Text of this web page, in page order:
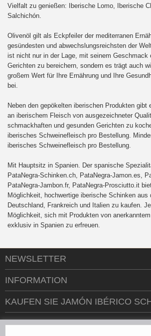
Vielfalt zu genießen: Iberische Lomo, Iberische
Salchichón.
Olivenöl gilt als Eckpfeiler der mediterranen
gesündesten und abwechslungsreichsten der
ist nicht nur in der Lage, mit seinem Geschmack
Gerichten zu bereichern, sondern es trägt auch
großem Wert für Ihre Ernährung und Ihre
bei.
Neben den gepökelten iberischen Produkten gibt
an iberischem Fleisch von ausgezeichneter
schmackhaften und gesunden Gerichten zu
iberisches Schweinefleisch pro Bestellung.
iberisches Schweinefleisch pro Bestellung.
Mit Hauptsitz in Spanien. Der spanische
PataNegra-Schinken.ch, PataNegra-Jamon.es,
PataNegra-Jambon.fr, PataNegra-Prosciutto.it
Möglichkeit, hochwertige iberische Schinken aus
Deutschland, Frankreich und Italien zu kaufen.
Möglichkeit, sich mit Produkten von
exklusiv in Spanien zu erfreuen.
NEWSLETTER
INFORMATION
KAUFEN SIE JAMÓN IBÉRICO
KONTAKTIEREN SIE UNS